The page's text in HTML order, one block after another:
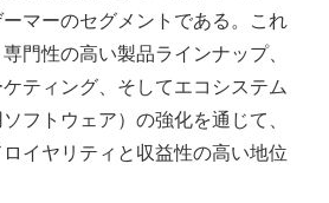
マーのセグメントである。これ
門性の高い製品ラインナップ、
ティング、そしてエコシステム
ソフトウェア）の強化を通じて、
イヤリティと収益性の高い地位